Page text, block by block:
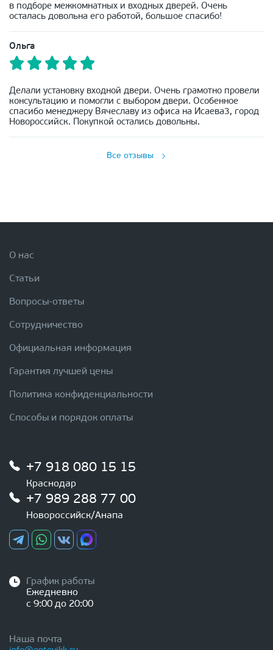
в подборе межкомнатных и входных дверей. Очень
осталась довольна его работой, большое спасибо!
Ольга
Делали установку входной двери. Очень грамотно провели
консультацию и помогли с выбором двери. Особенное
спасибо менеджеру Вячеславу из офиса на Исаева3, город
Новороссийск. Покупкой остались довольны.
Все отзывы
О нас
Статьи
Вопросы-ответы
Сотрудничество
Официальная информация
Гарантия лучшей цены
Политика конфиденциальности
Способы и порядок оплаты
+7 918 080 15 15
Краснодар
+7 989 288 77 00
Новороссийск/Анапа
График работы
Ежедневно
с 9:00 до 20:00
Наша почта